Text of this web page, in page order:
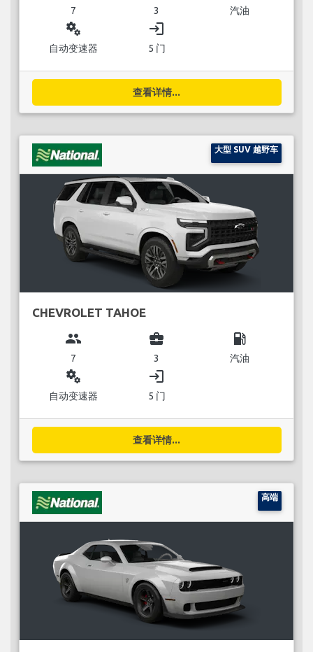
7 3 汽油
miscellaneous_services
自动变速器
login
5 门
查看详情...
大型 SUV 越野车
CHEVROLET TAHOE
group
7
business_center
3
local_gas_station
汽油
miscellaneous_services
自动变速器
login
5 门
查看详情...
高端